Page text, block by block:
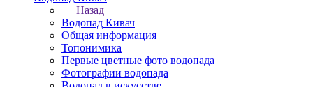
Назад
Водопад Кивач
Общая информация
Топонимика
Первые цветные фото водопада
Фотографии водопада